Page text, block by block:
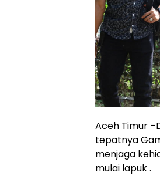
Aceh Timur
tepatnya
menjaga
mulai lapuk .